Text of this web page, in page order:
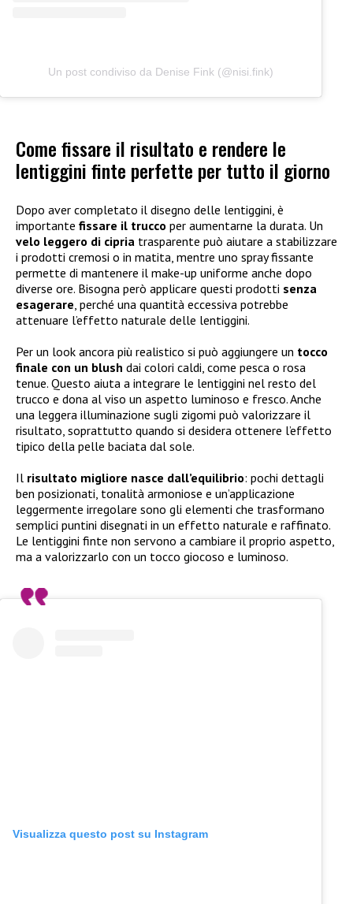
Un post condiviso da Denise Fink (@nisi.fink)
Come fissare il risultato e rendere le
lentiggini finte perfette per tutto il giorno
Dopo aver completato il disegno delle lentiggini, è
importante fissare il trucco per aumentarne la durata. Un
velo leggero di cipria trasparente può aiutare a stabilizzare
i prodotti cremosi o in matita, mentre uno spray fissante
permette di mantenere il make-up uniforme anche dopo
diverse ore. Bisogna però applicare questi prodotti senza
esagerare, perché una quantità eccessiva potrebbe
attenuare l’effetto naturale delle lentiggini.
Per un look ancora più realistico si può aggiungere un tocco
finale con un blush dai colori caldi, come pesca o rosa
tenue. Questo aiuta a integrare le lentiggini nel resto del
trucco e dona al viso un aspetto luminoso e fresco. Anche
una leggera illuminazione sugli zigomi può valorizzare il
risultato, soprattutto quando si desidera ottenere l’effetto
tipico della pelle baciata dal sole.
Il risultato migliore nasce dall’equilibrio: pochi dettagli
ben posizionati, tonalità armoniose e un’applicazione
leggermente irregolare sono gli elementi che trasformano
semplici puntini disegnati in un effetto naturale e raffinato.
Le lentiggini finte non servono a cambiare il proprio aspetto,
ma a valorizzarlo con un tocco giocoso e luminoso.
Visualizza questo post su Instagram